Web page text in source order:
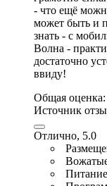
- что ещё
может быть и
знать - с
Волна -
достаточно
ввиду!
Общая оценка:
Источник
Отлично, 5.0
Питание